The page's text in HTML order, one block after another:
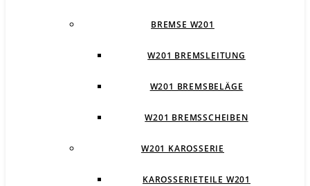
BREMSE W201
W201 BREMSLEITUNG
W201 BREMSBELÄGE
W201 BREMSSCHEIBEN
W201 KAROSSERIE
KAROSSERIETEILE W201